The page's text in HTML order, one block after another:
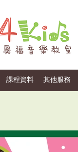
課程資料 其他服務